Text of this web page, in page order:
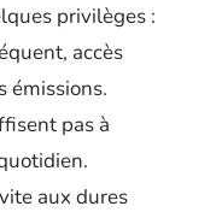
privilèges :
accès
émissions.
pas à
aux dures